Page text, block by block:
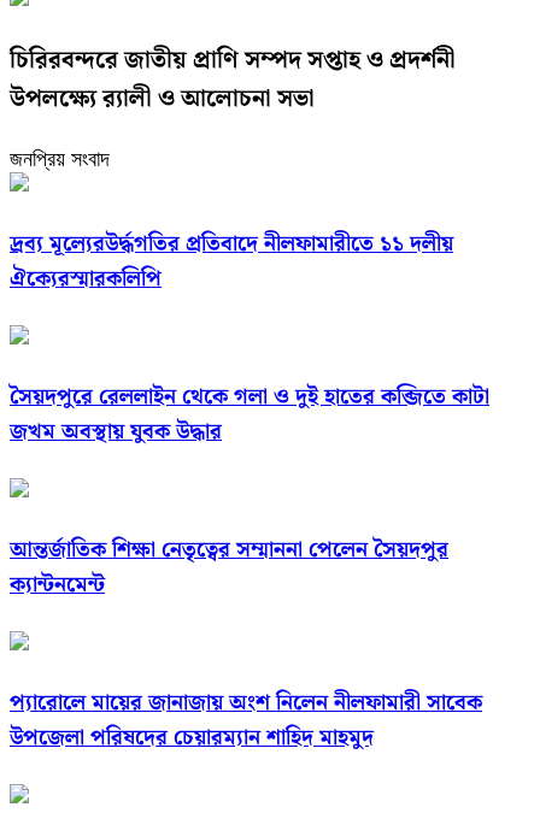
চিরিরবন্দরে জাতীয় প্রাণি সম্পদ সপ্তাহ ও প্রদর্শনী
উপলক্ষ্যে র‌্যালী ও আলোচনা সভা
জনপ্রিয় সংবাদ
দ্রব্য মূল্যেরউর্দ্ধগতির প্রতিবাদে নীলফামারীতে ১১ দলীয়
ঐক্যেরস্মারকলিপি
সৈয়দপুরে রেললাইন থেকে গলা ও দুই হাতের কব্জিতে কাটা
জখম অবস্থায় যুবক উদ্ধার
আন্তর্জাতিক শিক্ষা নেতৃত্বের সম্মাননা পেলেন সৈয়দপুর
ক্যান্টনমেন্ট
প্যারোলে মায়ের জানাজায় অংশ নিলেন নীলফামারী সাবেক
উপজেলা পরিষদের চেয়ারম্যান শাহিদ মাহমুদ